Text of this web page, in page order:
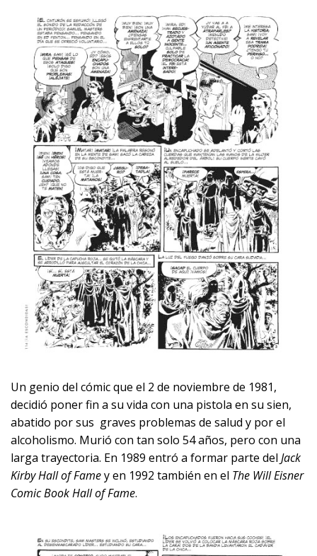
Un genio del cómic que el 2 de noviembre de 1981,
decidió poner fin a su vida con una pistola en su sien,
abatido por sus graves problemas de salud y por el
alcoholismo. Murió con tan solo 54 años, pero con una
larga trayectoria. En 1989 entró a formar parte del Jack
Kirby Hall of Famey en 1992 también en el The Will Eisner
Comic Book Hall of Fame.